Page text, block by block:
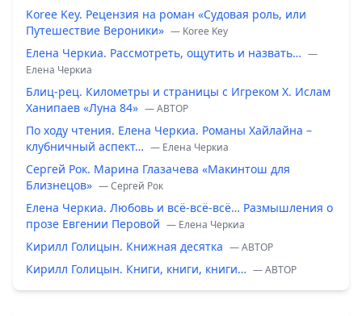
Koree Key. Рецензия на роман «Судовая роль, или
Путешествие Вероники» — Koree Key
Елена Черкиа. Рассмотреть, ощутить и назвать… —
Елена Черкиа
Блиц-рец. Километры и страницы с Игреком Х. Ислам
Ханипаев «Луна 84» — ABTOP
По ходу чтения. Елена Черкиа. Романы Хайлайна –
клубничный аспект… — Елена Черкиа
Сергей Рок. Марина Глазачева «Макинтош для
Близнецов» — Сергей Рок
Елена Черкиа. Любовь и всё-всё-всё… Размышления о
прозе Евгении Перовой — Елена Черкиа
Кирилл Голицын. Книжная десятка — ABTOP
Кирилл Голицын. Книги, книги, книги… — ABTOP